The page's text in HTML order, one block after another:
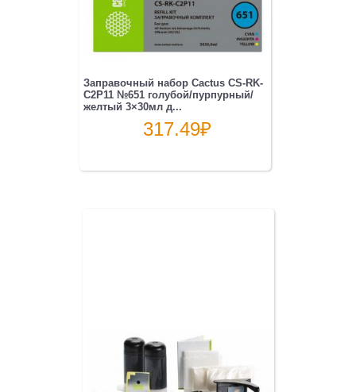
Заправочный набор Cactus CS-RK-
C2P11 №651 голубой/пурпурный/
желтый 3×30мл д...
317.49₽